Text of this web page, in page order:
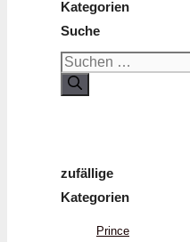
Kategorien
Suche
Suchen
nach:
zufällige
Kategorien
Prince